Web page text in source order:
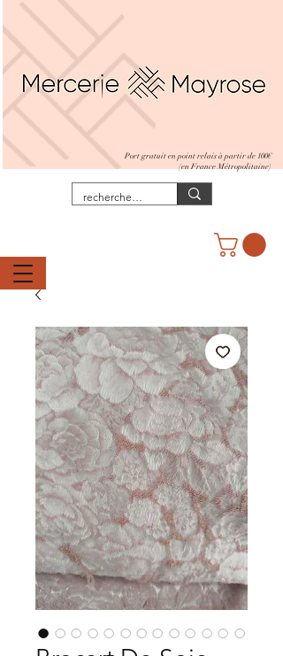
Port gratuit en point relais à partir de 100€
(en France Métropolitaine)